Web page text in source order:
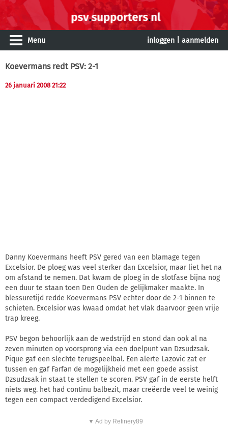
Menu inloggen aanmelden
Koevermans redt PSV: 2-1
26 januari 2008 21:22
Danny Koevermans heeft PSV gered van een blamage tegen
Excelsior. De ploeg was veel sterker dan Excelsior, maar liet het na
om afstand te nemen. Dat kwam de ploeg in de slotfase bijna nog
een duur te staan toen Den Ouden de gelijkmaker maakte. In
blessuretijd redde Koevermans PSV echter door de 2-1 binnen te
schieten. Excelsior was kwaad omdat het vlak daarvoor geen vrije
trap kreeg.
PSV begon behoorlijk aan de wedstrijd en stond dan ook al na
zeven minuten op voorsprong via een doelpunt van Dzsudzsak.
Pique gaf een slechte terugspeelbal. Een alerte Lazovic zat er
tussen en gaf Farfan de mogelijkheid met een goede assist
Dzsudzsak in staat te stellen te scoren. PSV gaf in de eerste helft
niets weg. het had continu balbezit, maar creëerde veel te weinig
tegen een compact verdedigend Excelsior.
▼ Ad by Refinery89